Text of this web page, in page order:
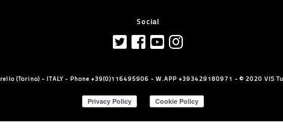
Social
(Torino) - ITALY - Phone +39(0)116495906 - W.APP +393429180971 - © 2020